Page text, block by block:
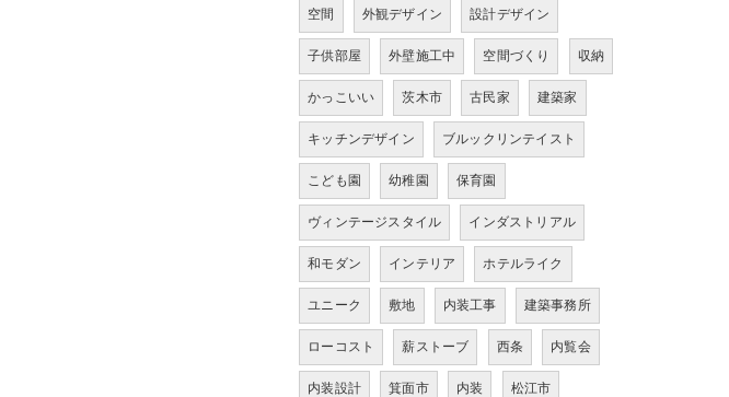
空間 外観デザイン 設計デザイン
子供部屋 外壁施工中 空間づくり 収納
かっこいい 茨木市 古民家 建築家
キッチンデザイン ブルックリンテイスト
こども園 幼稚園 保育園
ヴィンテージスタイル インダストリアル
和モダン インテリア ホテルライク
ユニーク 敷地 内装工事 建築事務所
ローコスト 薪ストーブ 西条 内覧会
内装設計 箕面市 内装 松江市